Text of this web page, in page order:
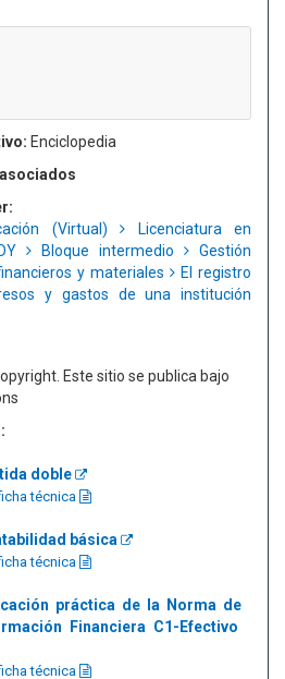
Enciclopedia
(Virtual)
Licenciatura en
Bloque intermedio
Gestión
y materiales
El registro
y gastos de una institución
Este sitio se publica bajo
doble
técnica
básica
técnica
práctica de la Norma de
Financiera C1-Efectivo
técnica